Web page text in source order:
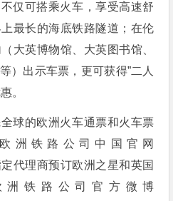
仅可搭乘火车，享受高速舒
最长的海底铁路隧道；在伦
大英博物馆、大英图书馆、
）出示车票，更可获得”二人
。
球的欧洲火车通票和火车票
洲铁路公司中国官网
代理商预订欧洲之星和英国
铁路公司官方微博